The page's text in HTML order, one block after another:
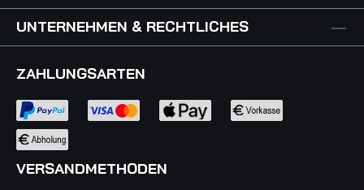
UNTERNEHMEN & RECHTLICHES
ZAHLUNGSARTEN
VERSANDMETHODEN